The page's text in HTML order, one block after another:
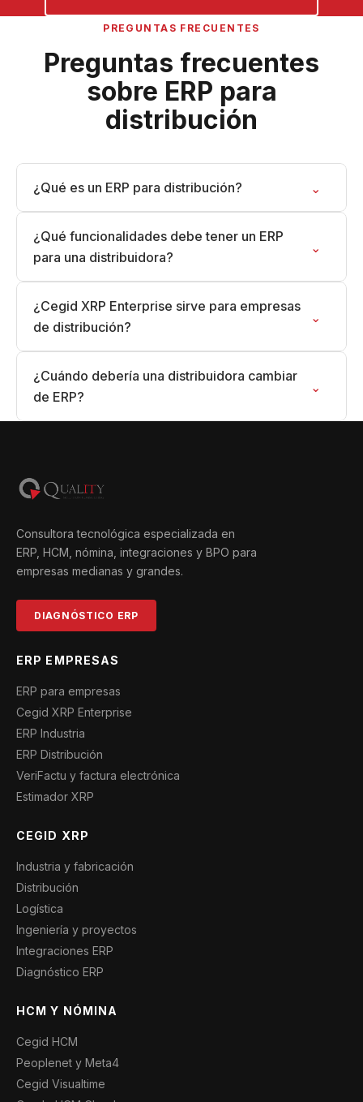
PREGUNTAS FRECUENTES
Preguntas frecuentes
sobre ERP para
distribución
¿Qué es un ERP para distribución? ⌄
¿Qué funcionalidades debe tener un ERP
para una distribuidora?
⌄
¿Cegid XRP Enterprise sirve para empresas
de distribución?
⌄
¿Cuándo debería una distribuidora cambiar
de ERP?
⌄
Consultora tecnológica especializada en
ERP, HCM, nómina, integraciones y BPO para
empresas medianas y grandes.
DIAGNÓSTICO ERP
ERP EMPRESAS
ERP para empresas
Cegid XRP Enterprise
ERP Industria
ERP Distribución
VeriFactu y factura electrónica
Estimador XRP
CEGID XRP
Industria y fabricación
Distribución
Logística
Ingeniería y proyectos
Integraciones ERP
Diagnóstico ERP
HCM Y NÓMINA
Cegid HCM
Peoplenet y Meta4
Cegid Visualtime